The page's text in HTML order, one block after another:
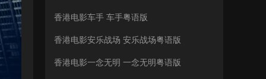
香港电影车手 车手粤语版
香港电影安乐战场 安乐战场粤语版
香港电影一念无明 一念无明粤语版